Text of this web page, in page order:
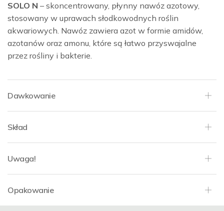
SOLO N – skoncentrowany, płynny nawóz azotowy,
stosowany w uprawach słodkowodnych roślin
akwariowych. Nawóz zawiera azot w formie amidów,
azotanów oraz amonu, które są łatwo przyswajalne
przez rośliny i bakterie.
Dawkowanie
Skład
Uwaga!
Opakowanie